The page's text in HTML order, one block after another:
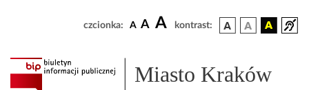
czcionka: A A A kontrast:
Miasto Kraków